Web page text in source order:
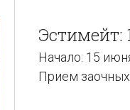
Эстимейт:
Начало: 15
Прием